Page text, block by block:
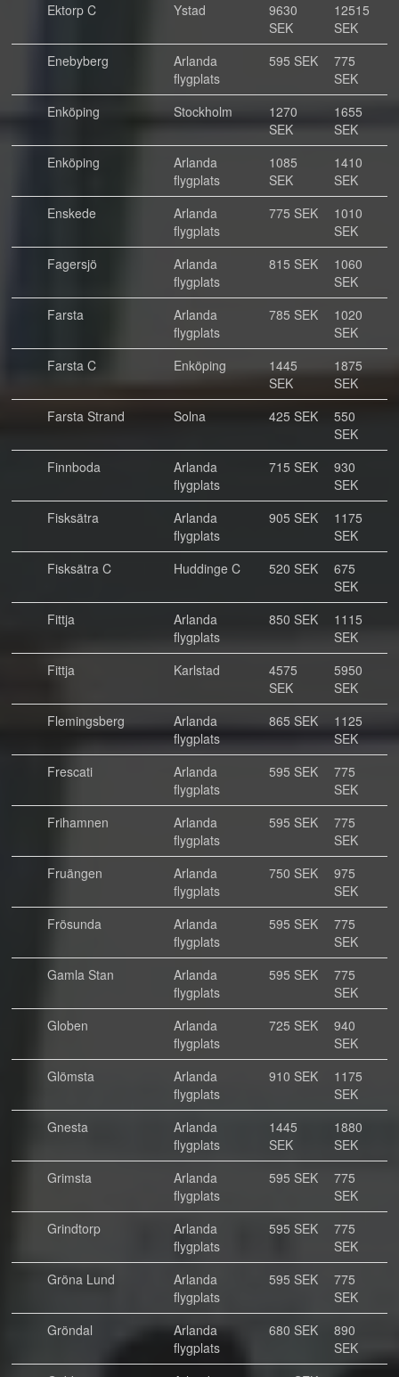
Ektorp C
Ystad
9630
SEK
12515
SEK
Enebyberg
Arlanda
flygplats
595 SEK
775
SEK
Enköping
Stockholm
1270
SEK
1655
SEK
Enköping
Arlanda
flygplats
1085
SEK
1410
SEK
Enskede
Arlanda
flygplats
775 SEK
1010
SEK
Fagersjö
Arlanda
flygplats
815 SEK
1060
SEK
Farsta
Arlanda
flygplats
785 SEK
1020
SEK
Farsta C
Enköping
1445
SEK
1875
SEK
Farsta Strand
Solna 425 SEK
550
SEK
Finnboda
Arlanda
flygplats
715 SEK
930
SEK
Fisksätra
Arlanda
flygplats
905 SEK
1175
SEK
Fisksätra C
Huddinge C 520 SEK
675
SEK
Fittja
Arlanda
flygplats
850 SEK
1115
SEK
Fittja
Karlstad
4575
SEK
5950
SEK
Flemingsberg
Arlanda
flygplats
865 SEK
1125
SEK
Frescati
Arlanda
flygplats
595 SEK
775
SEK
Frihamnen
Arlanda
flygplats
595 SEK
775
SEK
Fruängen
Arlanda
flygplats
750 SEK
975
SEK
Frösunda
Arlanda
flygplats
595 SEK
775
SEK
Gamla Stan
Arlanda
flygplats
595 SEK
775
SEK
Globen
Arlanda
flygplats
725 SEK
940
SEK
Glömsta
Arlanda
flygplats
910 SEK
1175
SEK
Gnesta
Arlanda
flygplats
1445
SEK
1880
SEK
Grimsta
Arlanda
flygplats
595 SEK
775
SEK
Grindtorp
Arlanda
flygplats
595 SEK
775
SEK
Gröna Lund
Arlanda
flygplats
595 SEK
775
SEK
Gröndal
Arlanda
flygplats
680 SEK
890
SEK